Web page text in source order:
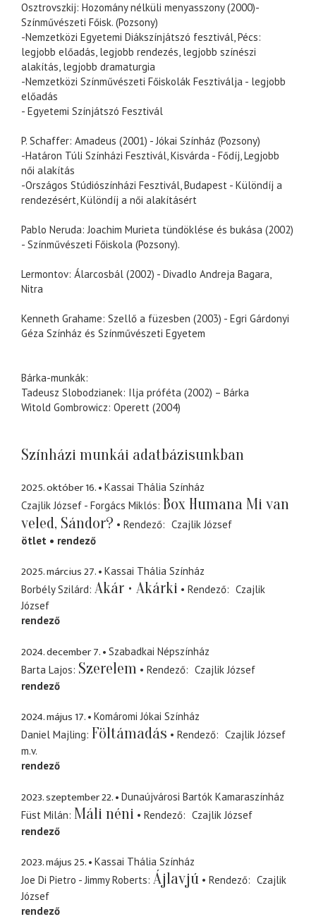
Osztrovszkij: Hozomány nélküli menyasszony (2000)-
Színművészeti Főisk. (Pozsony)
-Nemzetközi Egyetemi Diákszínjátszó fesztivál, Pécs:
legjobb előadás, legjobb rendezés, legjobb színészi
alakítás, legjobb dramaturgia
-Nemzetközi Színművészeti Főiskolák Fesztiválja - legjobb
előadás
- Egyetemi Színjátszó Fesztivál
P. Schaffer: Amadeus (2001) - Jókai Színház (Pozsony)
-Határon Túli Színházi Fesztivál, Kisvárda - Fődíj, Legjobb
női alakítás
-Országos Stúdiószínházi Fesztivál, Budapest - Különdíj a
rendezésért, Különdíj a női alakításért
Pablo Neruda: Joachim Murieta tündöklése és bukása (2002)
- Színművészeti Főiskola (Pozsony).
Lermontov: Álarcosbál (2002) - Divadlo Andreja Bagara,
Nitra
Kenneth Grahame: Szellő a füzesben (2003) - Egri Gárdonyi
Géza Színház és Színművészeti Egyetem
Bárka-munkák:
Tadeusz Slobodzianek: Ilja próféta (2002) – Bárka
Witold Gombrowicz: Operett (2004)
Színházi munkái adatbázisunkban
2025. október 16.
Kassai Thália Színház
Czajlik József - Forgács Miklós Box Humana Mi van
veled, Sándor?
Rendező
Czajlik József
ötlet
rendező
2025. március 27.
Kassai Thália Színház
Borbély Szilárd Akár • Akárki Rendező
Czajlik
József
rendező
2024. december 7.
Szabadkai Népszínház
Barta Lajos Szerelem Rendező
Czajlik József
rendező
2024. május 17.
Komáromi Jókai Színház
Daniel Majling Föltámadás Rendező
Czajlik József
m.v.
rendező
2023. szeptember 22.
Dunaújvárosi Bartók Kamaraszínház
Füst Milán Máli néni Rendező
Czajlik József
rendező
2023. május 25.
Kassai Thália Színház
Joe Di Pietro - Jimmy Roberts Ájlavjú Rendező
Czajlik
József
rendező